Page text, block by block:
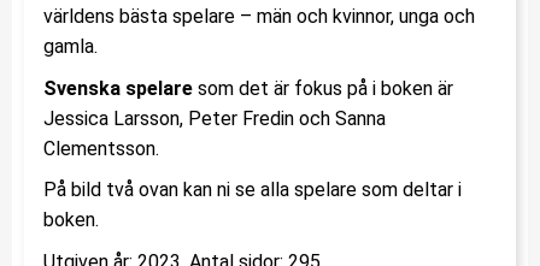
världens bästa spelare – män och kvinnor, unga och
gamla.
Svenska spelare som det är fokus på i boken är
Jessica Larsson, Peter Fredin och Sanna
Clementsson.
På bild två ovan kan ni se alla spelare som deltar i
boken.